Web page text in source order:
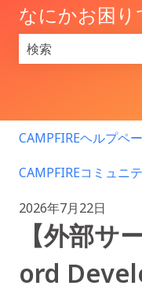
なにかお困り
CAMPFIREヘルプペ
CAMPFIREコミュニ
2026年7月22日
【外部サ
ord